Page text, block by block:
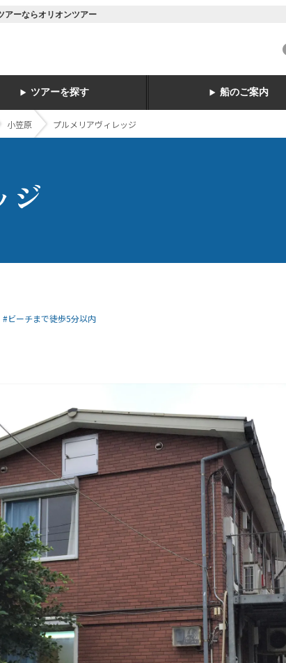
アーならオリオンツアー
ツアーを探す 船のご案内
小笠原 プルメリアヴィレッジ
ジ
#ビーチまで徒歩5分以内